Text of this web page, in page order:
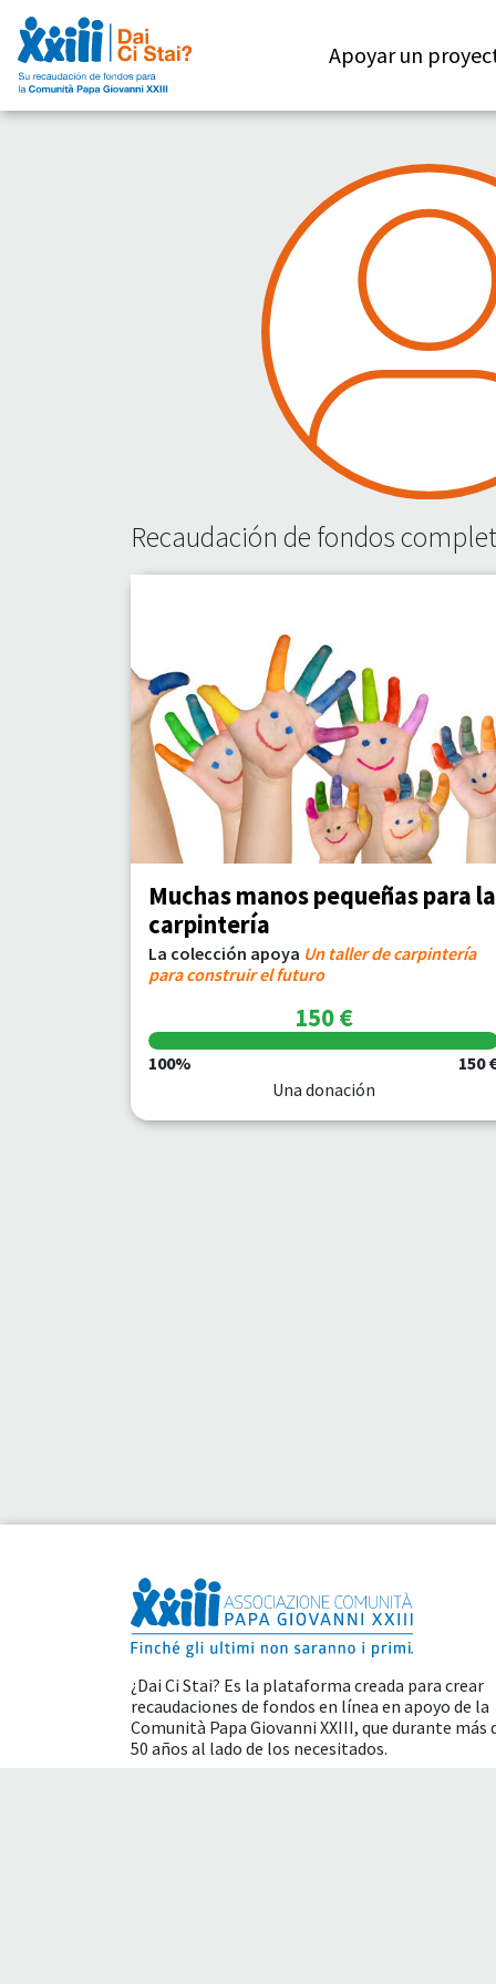
Apoyar un
Recaudación de fondos
Muchas manos pequeñas para la
carpintería
La colección apoya Un taller de carpintería
para construir el futuro
150 €
100%
150
Una donación
¿Dai Ci Stai? Es la plataforma creada para crear
recaudaciones de fondos en línea en apoyo de la
Comunità Papa Giovanni XXIII, que durante más
50 años al lado de los necesitados.